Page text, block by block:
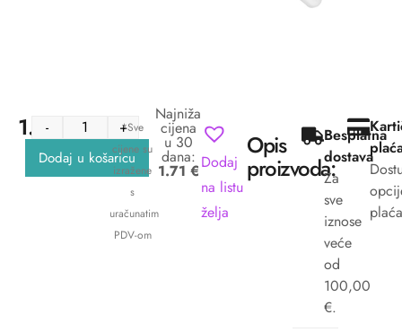
1.71-
+
Dodaj u košaricu
*Sve
cijene su
izražene
s
uračunatim
PDV-om
Najniža
cijena
u 30
dana:
1.71 €Dodaj
na listu
želja
Opis
proizvoda:
Besplatna
dostava
Za
sve
iznose
veće
od
100,00
€.